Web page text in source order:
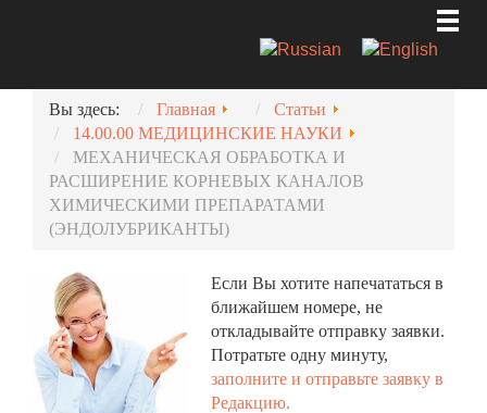
Вы здесь: Главная
Статьи
14.00.00 МЕДИЦИНСКИЕ НАУКИ
МЕХАНИЧЕСКАЯ ОБРАБОТКА И
РАСШИРЕНИЕ КОРНЕВЫХ КАНАЛОВ
ХИМИЧЕСКИМИ ПРЕПАРАТАМИ
(ЭНДОЛУБРИКАНТЫ)
Если Вы хотите напечататься в
ближайшем номере, не
откладывайте отправку заявки.
Потратьте одну минуту,
заполните и отправьте заявку в
Редакцию.